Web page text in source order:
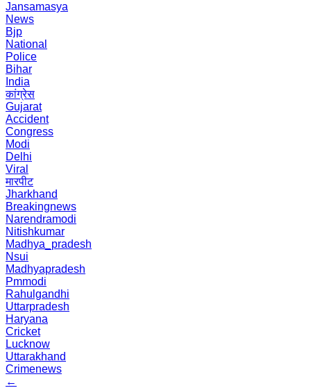
Jansamasya
News
Bjp
National
Police
Bihar
India
कांग्रेस
Gujarat
Accident
Congress
Modi
Delhi
Viral
मारपीट
Jharkhand
Breakingnews
Narendramodi
Nitishkumar
Madhya_pradesh
Nsui
Madhyapradesh
Pmmodi
Rahulgandhi
Uttarpradesh
Haryana
Cricket
Lucknow
Uttarakhand
Crimenews
←